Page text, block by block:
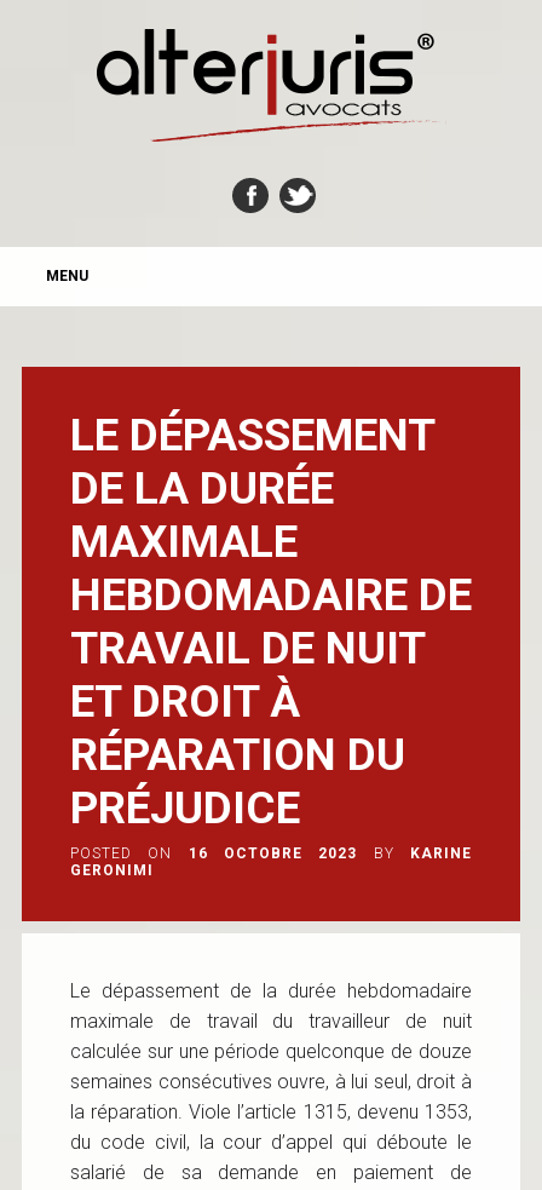
MAIN MENU
MENU
LE DÉPASSEMENT
DE LA DURÉE
MAXIMALE
HEBDOMADAIRE DE
TRAVAIL DE NUIT
ET DROIT À
RÉPARATION DU
PRÉJUDICE
POSTED ON 16 OCTOBRE 2023 BY
KARINE
GERONIMI
Le dépassement de la durée hebdomadaire
maximale de travail du travailleur de nuit
calculée sur une période quelconque de douze
semaines consécutives ouvre, à lui seul, droit à
la réparation. Viole l’article 1315, devenu 1353,
du code civil, la cour d’appel qui déboute le
salarié de sa demande en paiement de